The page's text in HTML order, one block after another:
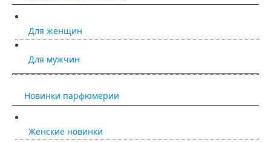
Для женщин
Для мужчин
Новинки парфюмерии
Женские новинки